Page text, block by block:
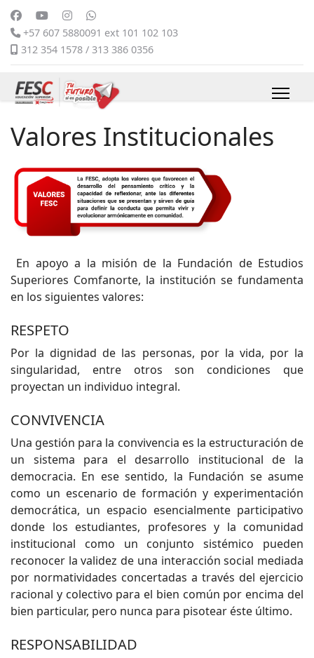
+57 607 5880091 ext 101 102 103
312 354 1578 / 313 386 0356
Valores Institucionales
En apoyo a la misión de la Fundación de Estudios
Superiores Comfanorte, la institución se fundamenta
en los siguientes valores:
RESPETO
Por la dignidad de las personas, por la vida, por la
singularidad, entre otros son condiciones que
proyectan un individuo integral.
CONVIVENCIA
Una gestión para la convivencia es la estructuración de
un sistema para el desarrollo institucional de la
democracia. En ese sentido, la Fundación se asume
como un escenario de formación y experimentación
democrática, un espacio esencialmente participativo
donde los estudiantes, profesores y la comunidad
institucional como un conjunto sistémico pueden
reconocer la validez de una interacción social mediada
por normatividades concertadas a través del ejercicio
racional y colectivo para el bien común por encima del
bien particular, pero nunca para pisotear éste último.
RESPONSABILIDAD